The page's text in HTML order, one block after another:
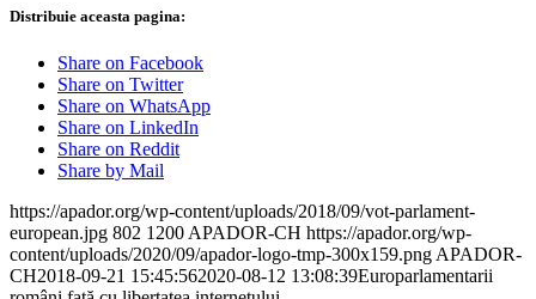
Distribuie aceasta pagina:
Share on Facebook
Share on Twitter
Share on WhatsApp
Share on LinkedIn
Share on Reddit
Share by Mail
https://apador.org/wp-content/uploads/2018/09/vot-parlament-
european.jpg 802 1200 APADOR-CH https://apador.org/wp-
content/uploads/2020/09/apador-logo-tmp-300x159.png APADOR-
CH2018-09-21 15:45:562020-08-12 13:08:39Europarlamentarii